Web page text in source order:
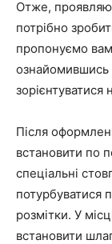
Отже,
потрібно
пропонуємо вам
ознайомившись
зорієнтуватися
Після
встановити по
спеціальні
потурбуватися
розмітки. У
встановити